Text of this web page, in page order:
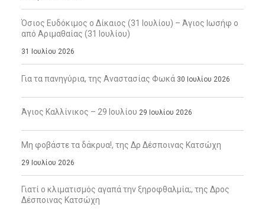
Όσιος Ευδόκιμος ο Δίκαιος (31 Ιουλίου) – Άγιος Ιωσήφ ο
από Αριμαθαίας (31 Ιουλίου)
31 Ιουλίου 2026
Για τα πανηγύρια, της Αναστασίας Φωκά 30 Ιουλίου 2026
Άγιος Καλλίνικος – 29 Ιουλίου 29 Ιουλίου 2026
Μη φοβάστε τα δάκρυα!, της Δρ Δέσποινας Κατσώχη
29 Ιουλίου 2026
Γιατί ο κλιματισμός αγαπά την ξηροφθαλμία;, της Δρος
Δέσποινας Κατσώχη